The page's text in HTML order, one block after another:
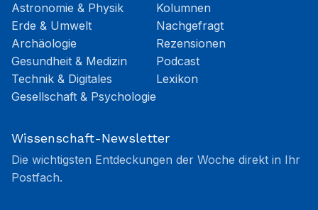
Astronomie & Physik
Erde & Umwelt
Archäologie
Gesundheit & Medizin
Technik & Digitales
Gesellschaft & Psychologie
Kolumnen
Nachgefragt
Rezensionen
Podcast
Lexikon
Wissenschaft-Newsletter
Die wichtigsten Entdeckungen der Woche direkt in Ihr
Postfach.